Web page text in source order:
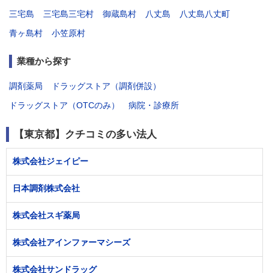
三宅島
三宅島三宅村 御蔵島村 八丈島
八丈島八丈町
青ヶ島村
小笠原村
業種から探す
調剤薬局
ドラッグストア（調剤併設）
ドラッグストア（OTCのみ）
病院・診療所
【東京都】クチコミの多い法人
株式会社ジェイピー
日本調剤株式会社
株式会社スギ薬局
株式会社アインファーマシーズ
株式会社サンドラッグ